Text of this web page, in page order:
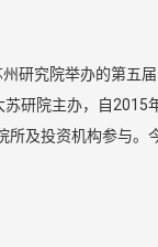
研究院举办的第五
研院主办，自
及投资机构参与。今